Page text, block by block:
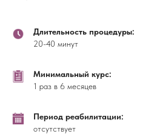
Длительность процедуры:
20-40 минут
Минимальный курс:
1 раз в 6 месяцев
Период реабилитации:
отсутствует